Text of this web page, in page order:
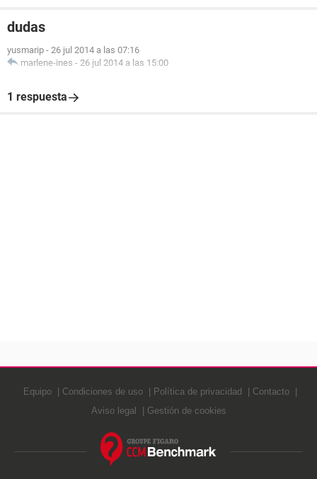
dudas
yusmarip - 26 jul 2014 a las 07:16
marlene-ines - 26 jul 2014 a las 15:00
1 respuesta
Equipo Condiciones de uso Política de privacidad
Contacto
Aviso legal
Gestión de cookies